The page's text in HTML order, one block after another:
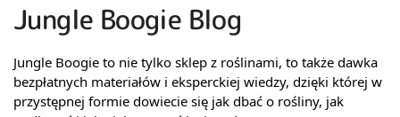
Jungle Boogie Blog
Jungle Boogie to nie tylko sklep z roślinami, to także dawka
bezpłatnych materiałów i eksperckiej wiedzy, dzięki której w
przystępnej formie dowiecie się jak dbać o rośliny, jak